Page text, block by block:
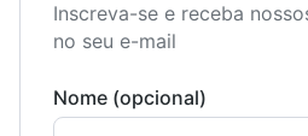
Inscreva-se e receba
no seu e-mail
Nome (opcional)